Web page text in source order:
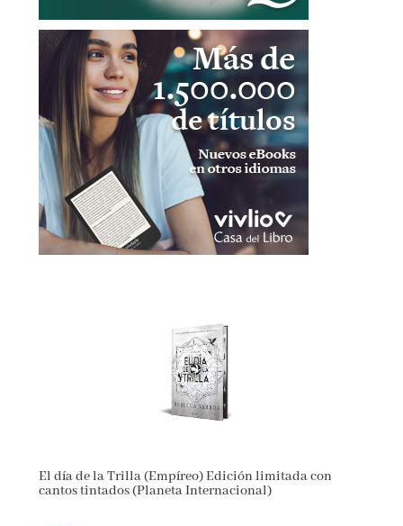
El día de la Trilla (Empíreo) Edición limitada con
cantos tintados (Planeta Internacional)